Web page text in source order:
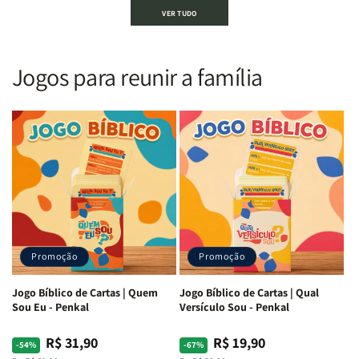
Almeida
Letra
Média
Full
Color
Brochura
Rei
Leão
Almeida
Letra
Média
&amp;
Full
Color
|
Brochura
|
Rei
Leão
PPM
|
|
Full
Color
Capa
Dura
Harpa
|
-
Cruz
Laranja
|
Full
Color
|
Capa
Dura
Harpa
|
-
Cruz
Laranja
VER TUDO
Jogos para reunir a família
Promoção
Jogo Bíblico de Cartas | Quem
Sou Eu - Penkal
-54%
Preço
PreçoR$ 31,90
Promoção
Jogo Bíblico de Cartas | Qual
Versículo Sou - Penkal
-67%
Preço
PreçoR$ 19,90